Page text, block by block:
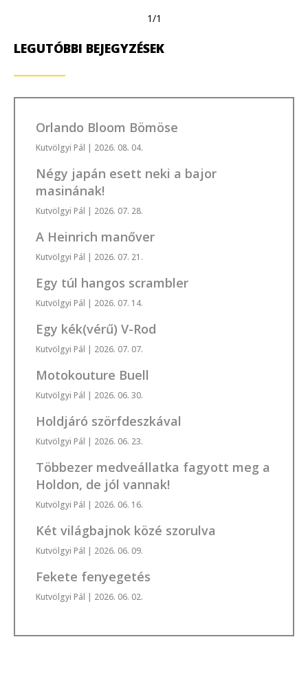
1/1
LEGUTÓBBI BEJEGYZÉSEK
Orlando Bloom Bömöse
Kutvölgyi Pál | 2026. 08. 04.
Négy japán esett neki a bajor
masinának!
Kutvölgyi Pál | 2026. 07. 28.
A Heinrich manőver
Kutvölgyi Pál | 2026. 07. 21.
Egy túl hangos scrambler
Kutvölgyi Pál | 2026. 07. 14.
Egy kék(vérű) V-Rod
Kutvölgyi Pál | 2026. 07. 07.
Motokouture Buell
Kutvölgyi Pál | 2026. 06. 30.
Holdjáró szörfdeszkával
Kutvölgyi Pál | 2026. 06. 23.
Többezer medveállatka fagyott meg a
Holdon, de jól vannak!
Kutvölgyi Pál | 2026. 06. 16.
Két világbajnok közé szorulva
Kutvölgyi Pál | 2026. 06. 09.
Fekete fenyegetés
Kutvölgyi Pál | 2026. 06. 02.